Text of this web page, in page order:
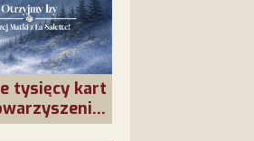
tysięcy kart